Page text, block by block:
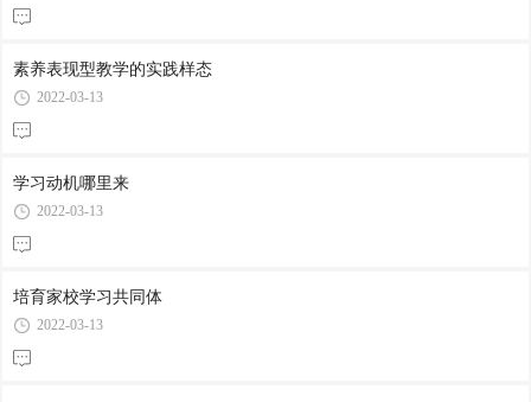
素养表现型教学的实践样态
2022-03-13
学习动机哪里来
2022-03-13
培育家校学习共同体
2022-03-13